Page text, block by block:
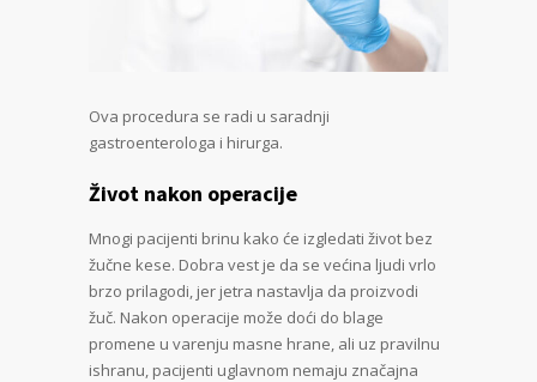
Ova procedura se radi u saradnji
gastroenterologa i hirurga.
Život nakon operacije
Mnogi pacijenti brinu kako će izgledati život bez
žučne kese. Dobra vest je da se većina ljudi vrlo
brzo prilagodi, jer jetra nastavlja da proizvodi
žuč. Nakon operacije može doći do blage
promene u varenju masne hrane, ali uz pravilnu
ishranu, pacijenti uglavnom nemaju značajna